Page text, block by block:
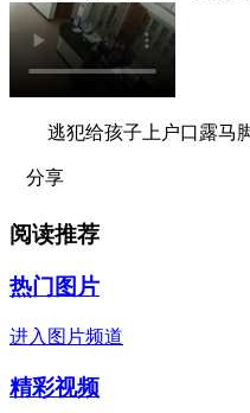
逃犯给孩子上户口露马脚
分享
阅读推荐
热门图片
进入图片频道
精彩视频